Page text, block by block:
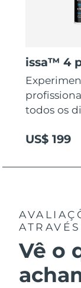
issa™ 4
todos os
US$ 199
Vê o